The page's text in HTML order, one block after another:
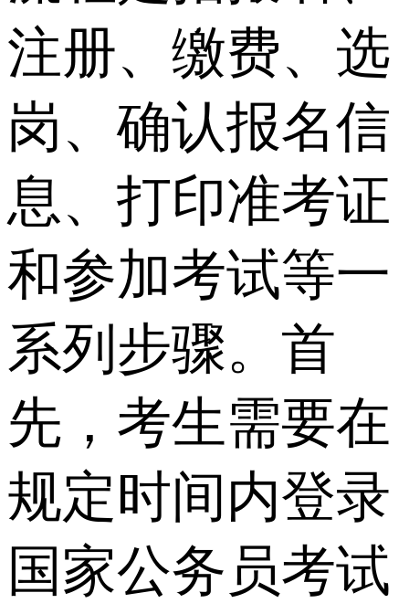
注册、缴费、选
岗、确认报名信
息、打印准考证
和参加考试等一
系列步骤。首
先，考生需要在
规定时间内登录
国家公务员考试